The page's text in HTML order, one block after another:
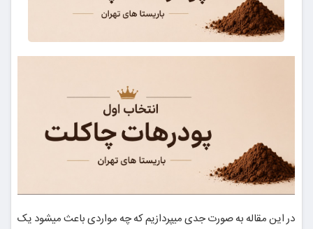
در این مقاله به صورت جدی میپردازیم که چه مواردی باعث میشود یک